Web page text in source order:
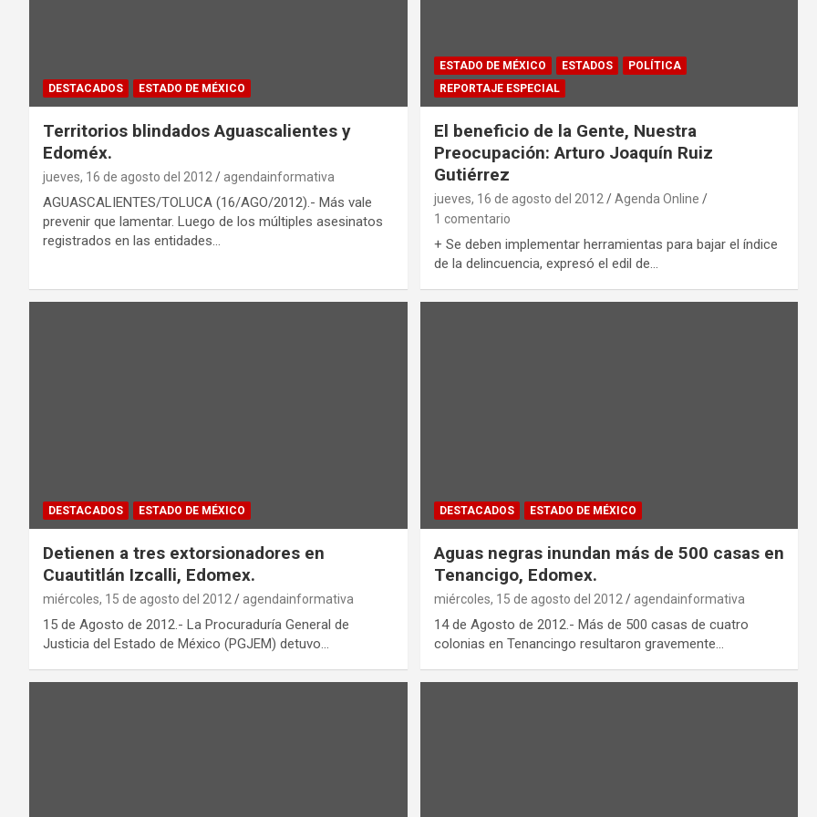
DESTACADOS ESTADO DE MÉXICO
Territorios blindados Aguascalientes y
Edoméx.
jueves, 16 de agosto del 2012 agendainformativa
AGUASCALIENTES/TOLUCA (16/AGO/2012).- Más vale
prevenir que lamentar. Luego de los múltiples asesinatos
registrados en las entidades…
ESTADO DE MÉXICO ESTADOS
POLÍTICA
REPORTAJE ESPECIAL
El beneficio de la Gente, Nuestra
Preocupación: Arturo Joaquín Ruiz
Gutiérrez
jueves, 16 de agosto del 2012
Agenda Online
1 comentario
+ Se deben implementar herramientas para bajar el índice
de la delincuencia, expresó el edil de…
DESTACADOS ESTADO DE MÉXICO
Detienen a tres extorsionadores en
Cuautitlán Izcalli, Edomex.
miércoles, 15 de agosto del 2012 agendainformativa
15 de Agosto de 2012.- La Procuraduría General de
Justicia del Estado de México (PGJEM) detuvo…
DESTACADOS ESTADO DE MÉXICO
Aguas negras inundan más de 500 casas en
Tenancigo, Edomex.
miércoles, 15 de agosto del 2012 agendainformativa
14 de Agosto de 2012.- Más de 500 casas de cuatro
colonias en Tenancingo resultaron gravemente…